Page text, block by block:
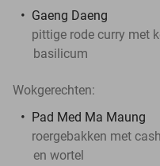
Gaeng Daeng
pittige rode curry met
basilicum
Wokgerechten:
Pad Med Ma Maung
roergebakken met
en wortel